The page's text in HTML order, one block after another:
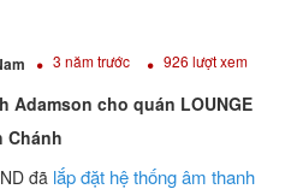
3 năm trước 926 lượt xem
Adamson cho quán LOUNGE
Chánh
đã lắp đặt hệ thống âm thanh